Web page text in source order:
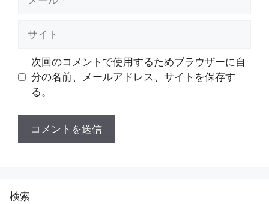
次回のコメントで使用するためブラウザーに自
分の名前、メールアドレス、サイトを保存す
る。
検索